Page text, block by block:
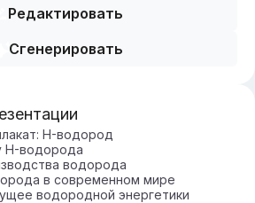
Редактировать
Сгенерировать
H-водород
H-водорода
водорода
в современном мире
водородной энергетики